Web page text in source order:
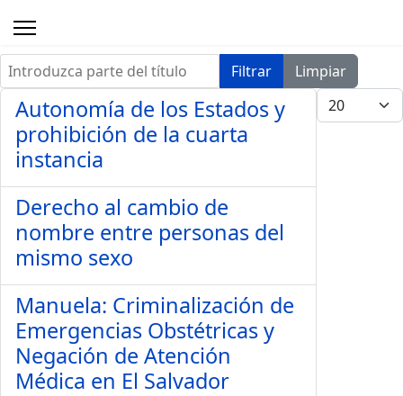
Introduzca parte del título Filtrar
Limpiar
Cantidad a
Autonomía de los Estados y
prohibición de la cuarta
instancia
Derecho al cambio de
nombre entre personas del
mismo sexo
Manuela: Criminalización de
Emergencias Obstétricas y
Negación de Atención
Médica en El Salvador